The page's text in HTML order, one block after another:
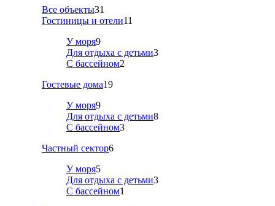
Все объекты31
Гостиницы и отели11
У моря9
Для отдыха с детьми3
С бассейном2
Гостевые дома19
У моря9
Для отдыха с детьми8
С бассейном3
Частный сектор6
У моря5
Для отдыха с детьми3
С бассейном1